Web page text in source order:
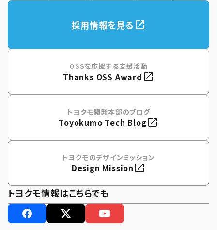
採用情報を見る
OSSを応援する支援活動
Thanks OSS Award
トヨクモ開発本部のブログ
Toyokumo Tech Blog
トヨクモのデザインミッション
Design Mission
トヨクモ情報はこちらでも